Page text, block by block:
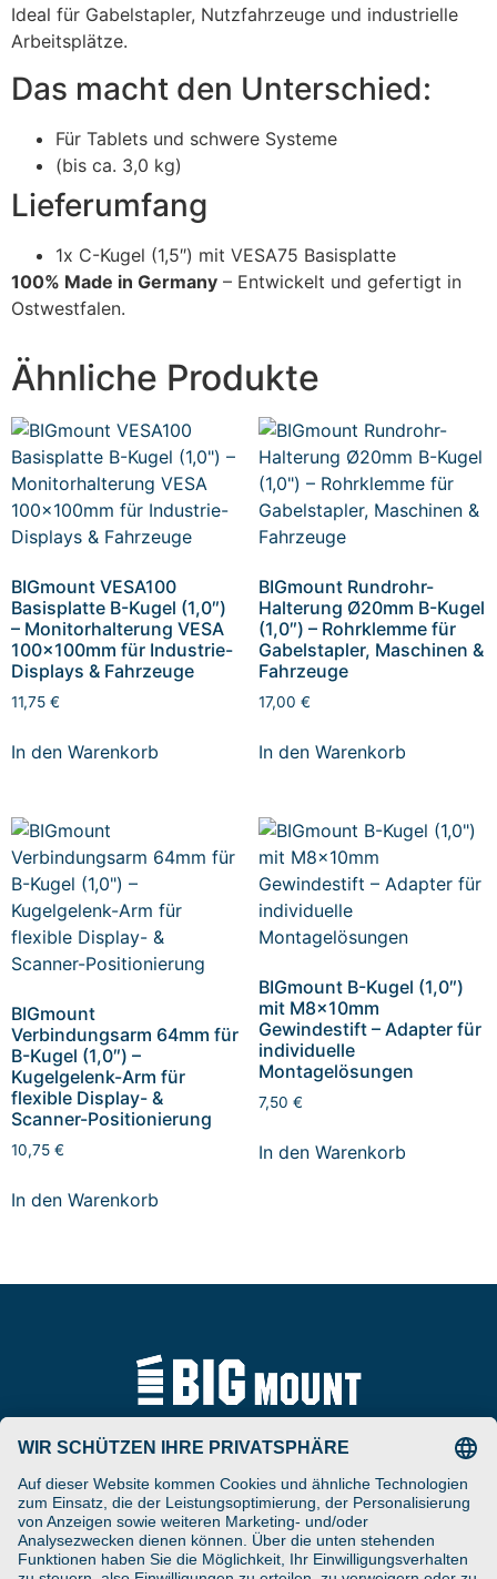
Ideal für Gabelstapler, Nutzfahrzeuge und industrielle
Arbeitsplätze.
Das macht den Unterschied:
Für Tablets und schwere Systeme
(bis ca. 3,0 kg)
Lieferumfang
1x C-Kugel (1,5″) mit VESA75 Basisplatte
100% Made in Germany – Entwickelt und gefertigt in
Ostwestfalen.
Ähnliche Produkte
BIGmount VESA100
Basisplatte B-Kugel (1,0″)
– Monitorhalterung VESA
100x100mm für Industrie-
Displays & Fahrzeuge
11,75 €
In den Warenkorb
BIGmount Rundrohr-
Halterung Ø20mm B-Kugel
(1,0″) – Rohrklemme für
Gabelstapler, Maschinen &
Fahrzeuge
17,00 €
In den Warenkorb
BIGmount
Verbindungsarm 64mm für
B-Kugel (1,0″) –
Kugelgelenk-Arm für
flexible Display- &
Scanner-Positionierung
10,75 €
In den Warenkorb
BIGmount B-Kugel (1,0″)
mit M8x10mm
Gewindestift – Adapter für
individuelle
Montagelösungen
7,50 €
In den Warenkorb
ARAT Spezialhalterungen
GmbH
Schierbusch 2a
D- 33161 Hövelhof
Tel
+49 (0) 5257-9380625
Fax
+49 (0) 5257-9380629